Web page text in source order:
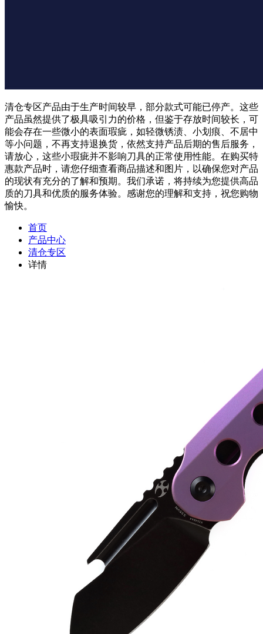
清仓专区产品由于生产时间较早，部分款式可能已停产。这些
产品虽然提供了极具吸引力的价格，但鉴于存放时间较长，可
能会存在一些微小的表面瑕疵，如轻微锈渍、小划痕、不居中
等小问题，不再支持退换货，依然支持产品后期的售后服务，
请放心，这些小瑕疵并不影响刀具的正常使用性能。在购买特
惠款产品时，请您仔细查看商品描述和图片，以确保您对产品
的现状有充分的了解和预期。我们承诺，将持续为您提供高品
质的刀具和优质的服务体验。感谢您的理解和支持，祝您购物
愉快。
首页
产品中心
清仓专区
详情